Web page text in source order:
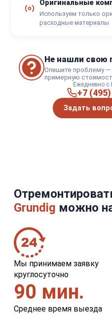
Оригинальные
Используем только
расходные материалы
Не нашли свою
Опишите проблему —
примерную
Ежедневно с
+7
Задать
Grundig можно
Мы принимаем заявку
круглосуточно
90 мин.
Среднее время выезда